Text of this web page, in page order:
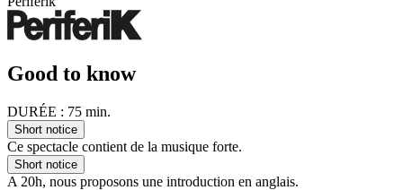
Good to know
DURÉE : 75 min.
Short notice
Ce spectacle contient de la musique forte.
Short notice
A 20h, nous proposons une introduction en anglais.